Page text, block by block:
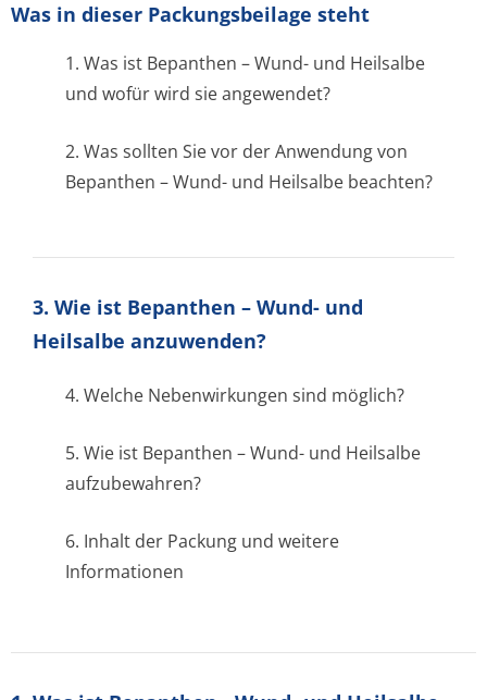
Was in dieser Packungsbeilage steht
1. Was ist Bepanthen – Wund- und Heilsalbe
und wofür wird sie angewendet?
2. Was sollten Sie vor der Anwendung von
Bepanthen – Wund- und Heilsalbe beachten?
3. Wie ist Bepanthen – Wund- und
Heilsalbe anzuwenden?
4. Welche Nebenwirkungen sind möglich?
5. Wie ist Bepanthen – Wund- und Heilsalbe
aufzubewahren?
6. Inhalt der Packung und weitere
Informationen